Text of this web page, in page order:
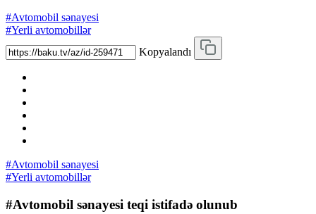
#Avtomobil sənayesi
#Yerli avtomobillər
Kopyalandı
#Avtomobil sənayesi
#Yerli avtomobillər
#Avtomobil sənayesi teqi istifadə olunub